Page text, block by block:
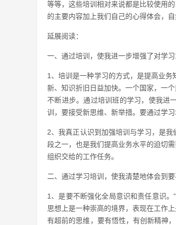
等等，这些培训相对来说都是比较使用
的主要内容加上我们自己的心得体会，自
延展阅读：
一、通过培训，使我进一步增强了对学习
1、培训是一种学习的方式，是提高业
新、知识折旧日益加快。一个国家，一
不断进步。通过培训班的学习，使我进
训，要接受新思维、新举措。要通过学
2、我真正认识到加强培训与学习，是
段之一，也是我们提高业务水平的迫切
组织交给的工作任务。
二、通过学习培训，使我清楚地体会到
1、是要不断强化全局意识和责任意识
思想上是一种崇高的境界，表现在工作
有超前的思维，要有悟性，有创新精神